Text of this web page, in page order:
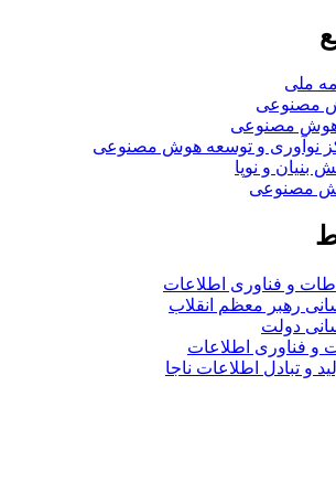
ملی
مصنوعی
هوش مصنوعی
نوآوری و توسعه هوش مصنوعی
و نوپا
مصنوعی
و فناوری اطلاعات
رهبر معظم انقلاب
دولت
و فناوری اطلاعات
و تبادل اطلاعات ناجا